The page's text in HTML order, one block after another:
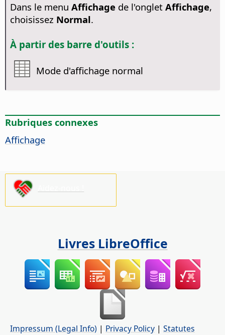
Dans le menu Affichage de l'onglet Affichage,
choisissez Normal.
À partir des barre d'outils :
Mode d'affichage normal
Rubriques connexes
Affichage
Livres LibreOffice
Impressum (Legal Info) | Privacy Policy | Statutes